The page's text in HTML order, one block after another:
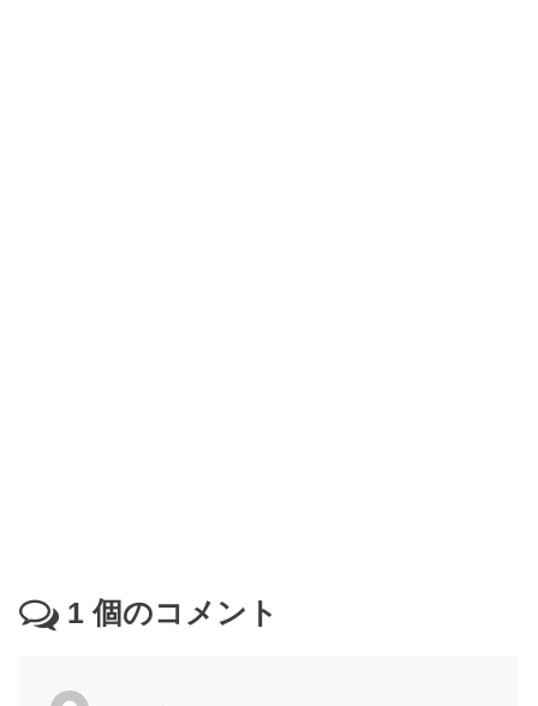
1 個のコメント